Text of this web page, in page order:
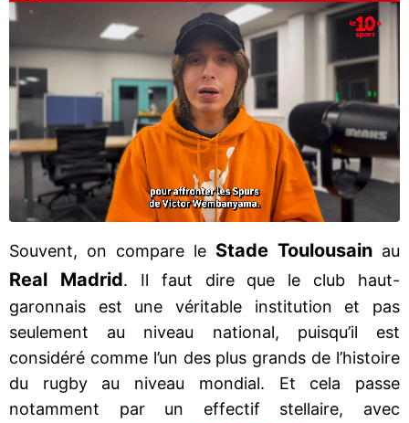
Souvent, on compare le Stade Toulousain au
Real Madrid. Il faut dire que le club haut-
garonnais est une véritable institution et pas
seulement au niveau national, puisqu’il est
considéré comme l’un des plus grands de l’histoire
du rugby au niveau mondial. Et cela passe
notamment par un effectif stellaire, avec